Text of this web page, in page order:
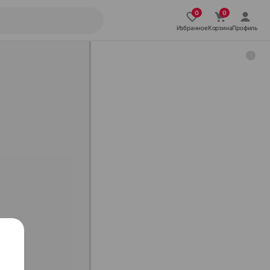
ИзбранноеКорзинаПрофиль